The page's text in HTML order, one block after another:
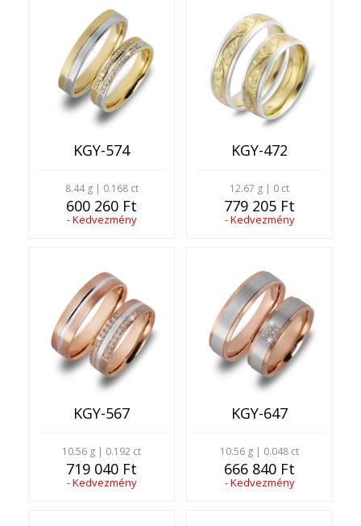
KGY-574
8.44 g | 0.168 ct
600 260 Ft
- Kedvezmény
KGY-472
12.67 g | 0 ct
779 205 Ft
- Kedvezmény
KGY-567
10.56 g | 0.192 ct
719 040 Ft
- Kedvezmény
KGY-647
10.56 g | 0.048 ct
666 840 Ft
- Kedvezmény